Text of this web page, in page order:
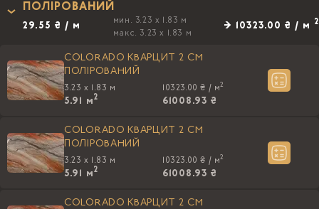
ПОЛIРОВАНИЙ
29.55 ₴ / м
мин. 3.23 x 1.83 м
макс. 3.23 x 1.83 м
→ 10323.00 ₴ / м 2
COLORADO КВАРЦИТ 2 CM
ПОЛIРОВАНИЙ
3.23 x 1.83 м
5.91 м2
10323.00 ₴ / м2
61008.93 ₴
COLORADO КВАРЦИТ 2 CM
ПОЛIРОВАНИЙ
3.23 x 1.83 м
5.91 м2
10323.00 ₴ / м2
61008.93 ₴
COLORADO КВАРЦИТ 2 CM